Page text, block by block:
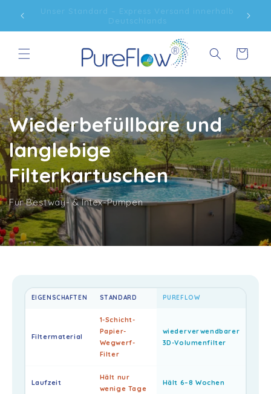
zum
Kostenfreier Versand ab 75€ innerhalb
Deutschlands
Warenkorb
Wiederbefüllbare und
langlebige
Filterkartuschen
Für Bestway- & Intex-Pumpen
EIGENSCHAFTEN STANDARD PUREFLOW
Filtermaterial
1-Schicht-
Papier-
Wegwerf-
Filter
wiederverwendbarer
3D-Volumenfilter
Laufzeit
Hält nur
wenige Tage
Hält 6–8 Wochen